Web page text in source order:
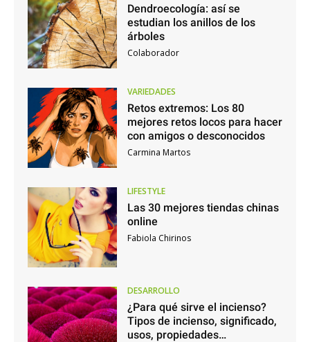
Dendroecología: así se
estudian los anillos de los
árboles
Colaborador
VARIEDADES
Retos extremos: Los 80
mejores retos locos para hacer
con amigos o desconocidos
Carmina Martos
LIFESTYLE
Las 30 mejores tiendas chinas
online
Fabiola Chirinos
DESARROLLO
¿Para qué sirve el incienso?
Tipos de incienso, significado,
usos, propiedades…